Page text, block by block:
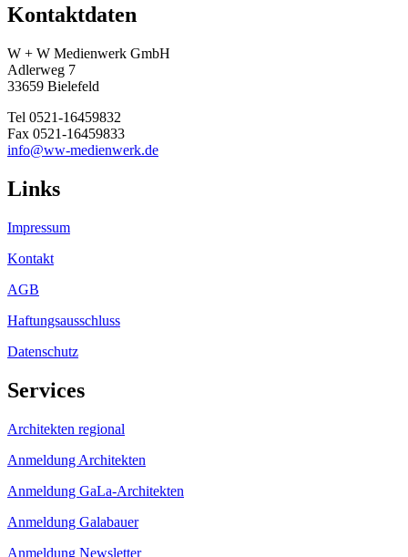
Kontaktdaten
W + W Medienwerk GmbH
Adlerweg 7
33659 Bielefeld
Tel 0521-16459832
Fax 0521-16459833
info@ww-medienwerk.de
Links
Impressum
Kontakt
AGB
Haftungsausschluss
Datenschutz
Services
Architekten regional
Anmeldung Architekten
Anmeldung GaLa-Architekten
Anmeldung Galabauer
Anmeldung Newsletter